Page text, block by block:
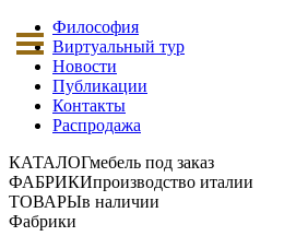
Философия
Виртуальный тур
Новости
Публикации
Контакты
Распродажа
КАТАЛОГмебель под заказ
ФАБРИКИпроизводство италии
ТОВАРЫв наличии
Фабрики